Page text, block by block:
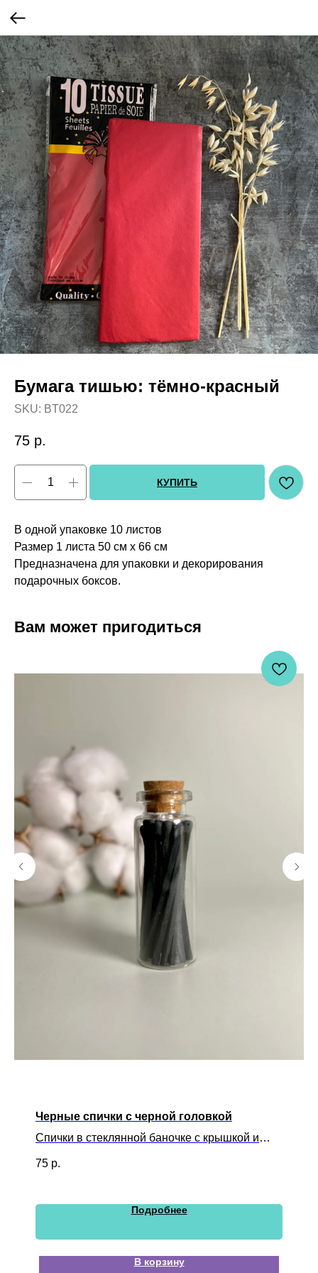
Бумага тишью: тёмно-красный
SKU: BT022
75 р.
КУПИТЬ
В одной упаковке 10 листов
Размер 1 листа 50 см х 66 см
Предназначена для упаковки и декорирования
подарочных боксов.
Вам может пригодиться
Черные спички с черной головкой
Спички в стеклянной баночке с крышкой и
75 р.
Подробнее
В корзину